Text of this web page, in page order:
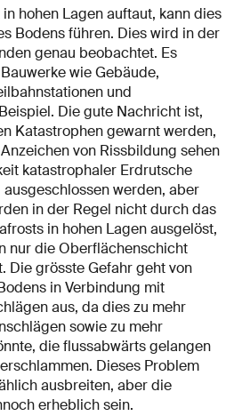
hohen Lagen auftaut, kann dies
Bodens führen. Dies wird in der
genau beobachtet. Es
wie Gebäude,
und
Die gute Nachricht ist,
Katastrophen gewarnt werden,
von Rissbildung sehen
katastrophaler Erdrutsche
werden, aber
in der Regel nicht durch das
in hohen Lagen ausgelöst,
nur die Oberflächenschicht
Die grösste Gefahr geht von
in Verbindung mit
aus, da dies zu mehr
sowie zu mehr
die flussabwärts gelangen
Dieses Problem
ausbreiten, aber die
erheblich sein.